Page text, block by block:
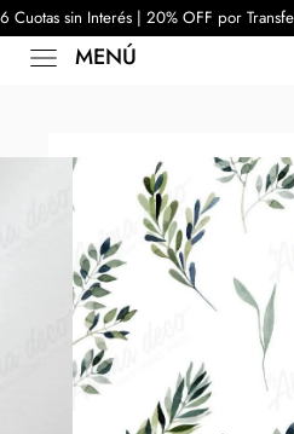
6 Cuotas sin Interés | 20% OFF por
MENÚ